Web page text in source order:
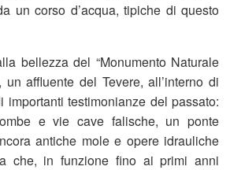
un corso d’acqua, tipiche di questo
bellezza del “Monumento Naturale
affluente del Tevere, all’interno di
testimonianze del passato:
e vie cave falische, un ponte
antiche mole e opere idrauliche
che, in funzione fino ai primi anni